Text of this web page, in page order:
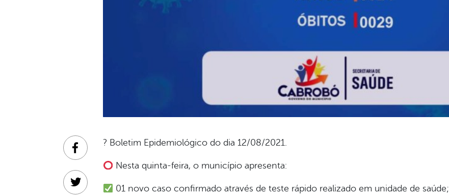
? Boletim Epidemiológico do dia 12/08/2021.
Nesta quinta-feira, o município apresenta:
01 novo caso confirmado através de teste rápido realizado em unidade de saúde;
Facebook
Twitter